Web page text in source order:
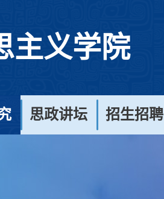
主义学院
思政讲坛 招生招聘